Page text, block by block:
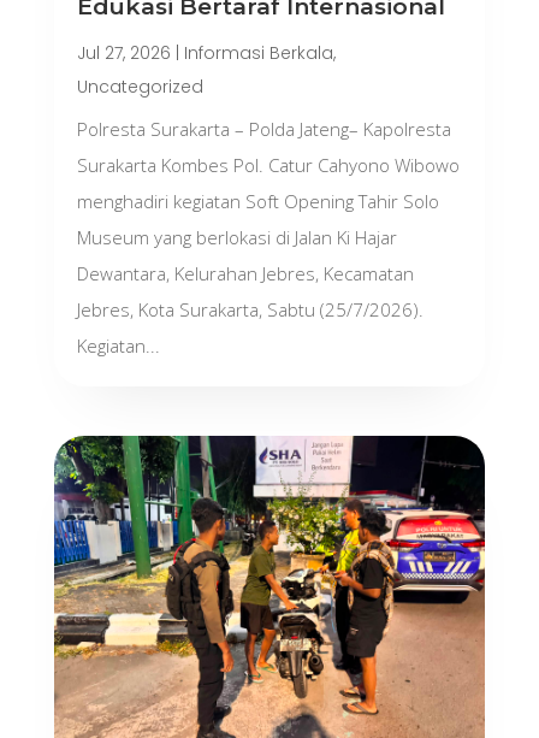
Edukasi Bertaraf Internasional
Jul 27, 2026 | Informasi Berkala,
Uncategorized
Polresta Surakarta – Polda Jateng– Kapolresta
Surakarta Kombes Pol. Catur Cahyono Wibowo
menghadiri kegiatan Soft Opening Tahir Solo
Museum yang berlokasi di Jalan Ki Hajar
Dewantara, Kelurahan Jebres, Kecamatan
Jebres, Kota Surakarta, Sabtu (25/7/2026).
Kegiatan...